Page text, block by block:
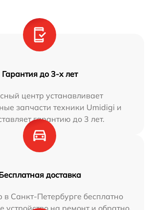
Гарантия до 3-х лет
центр устанавливает
запчасти техники Umidigi и
гарантию до 3 лет.
доставка
Санкт-Петербурге бесплатно